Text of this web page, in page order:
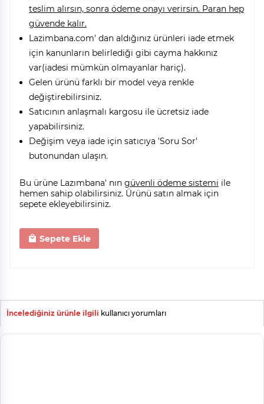
teslim alırsın, sonra ödeme onayı verirsin. Paran hep
güvende kalır.
Lazimbana.com' dan aldığınız ürünleri iade etmek
için kanunların belirlediği gibi cayma hakkınız
var(iadesi mümkün olmayanlar hariç).
Gelen ürünü farklı bir model veya renkle
değiştirebilirsiniz.
Satıcının anlaşmalı kargosu ile ücretsiz iade
yapabilirsiniz.
Değişim veya iade için satıcıya 'Soru Sor'
butonundan ulaşın.
Bu ürüne Lazımbana' nın güvenli ödeme sistemi ile
hemen sahip olabilirsiniz. Ürünü satın almak için
sepete ekleyebilirsiniz.
Sepete Ekle
İncelediğiniz ürünle ilgili kullanıcı yorumları